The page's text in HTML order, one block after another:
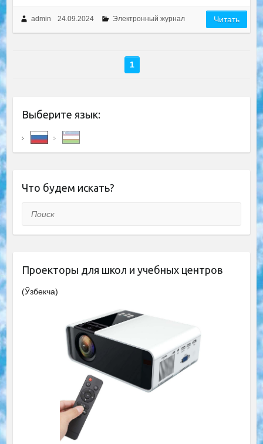
admin 24.09.2024 Электронный журнал Читать
1
Выберите язык:
Что будем искать?
Поиск
Проекторы для школ и учебных центров
(Ўзбекча)